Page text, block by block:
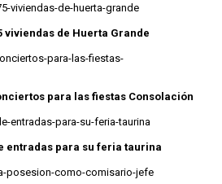
viviendas de Huerta Grande
para las fiestas Consolación
entradas para su feria taurina